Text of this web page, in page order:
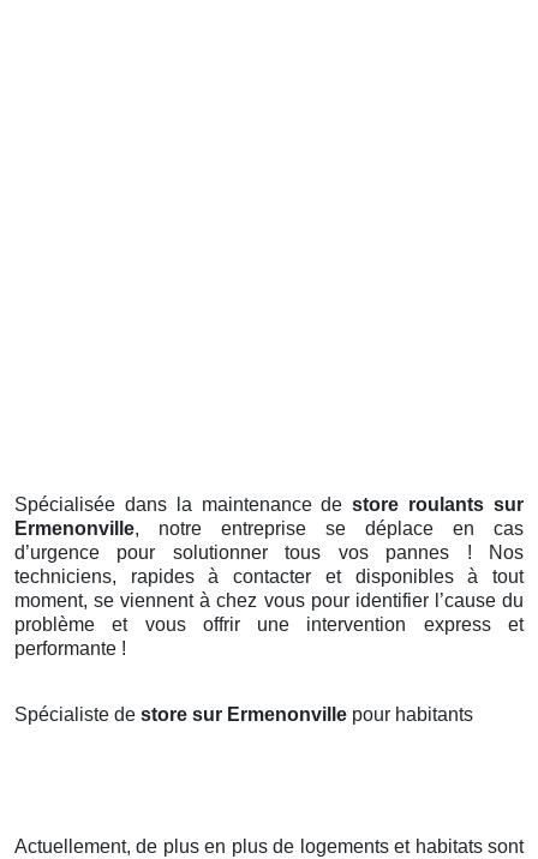
Spécialisée dans la maintenance destore roulants sur
Ermenonville, notre entreprise se déplace en cas
d’urgence pour solutionner tous vos pannes ! Nos
techniciens, rapides à contacter et disponibles à tout
moment, se viennent à chez vous pour identifier l’cause du
problème et vous offrir une intervention express et
performante !
Spécialiste de store sur Ermenonville pour habitants
Actuellement, de plus en plus de logements et habitats sont